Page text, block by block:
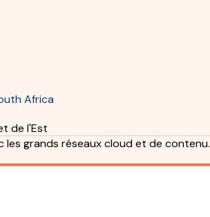
Africa
de l'Est
les grands réseaux cloud et de contenu.